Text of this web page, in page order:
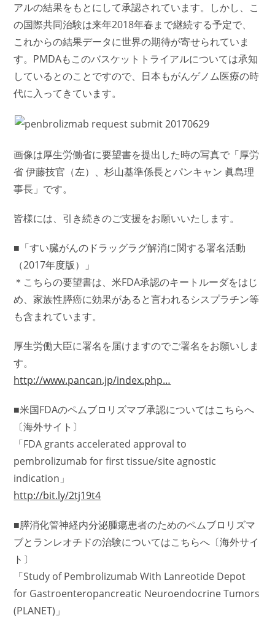
アルの結果をもとにして承認されています。しかし、こ
の国際共同治験は来年2018年春まで継続する予定で、
これからの結果データに世界の期待が寄せられていま
す。PMDAもこのバスケットトライアルについては承知
しているとのことですので、日本もがんゲノム医療の時
代に入ってきています。
画像は厚生労働省に要望書を提出した時の写真で「厚労
省 伊藤技官（左）、杉山基準係長とパンキャン 眞島理
事長」です。
皆様には、引き続きのご支援をお願いいたします。
■「すい臓がんのドラッグラグ解消に関する署名活動
（2017年度版）」
＊こちらの要望書は、米FDA承認のキートルーダをはじ
め、家族性膵癌に効果があると言われるシスプラチン等
も含まれています。
厚生労働大臣に署名を届けますのでご署名をお願いしま
す。
http://www.pancan.jp/index.php…
■米国FDAのペムブロリズマブ承認についてはこちらへ
〔海外サイト〕
「FDA grants accelerated approval to
pembrolizumab for first tissue/site agnostic
indication」
http://bit.ly/2tj19t4
■膵消化管神経内分泌腫瘍患者のためのペムブロリズマ
ブとランレオチドの治験についてはこちらへ〔海外サイ
ト〕
「Study of Pembrolizumab With Lanreotide Depot
for Gastroenteropancreatic Neuroendocrine Tumors
(PLANET)」